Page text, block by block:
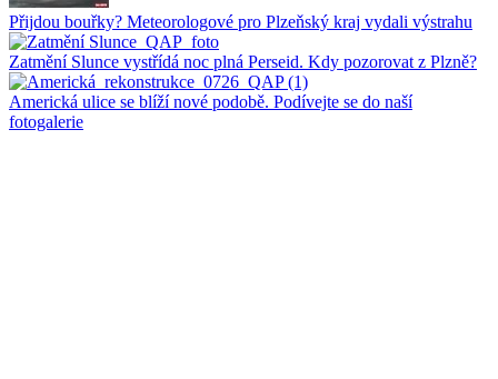
Přijdou bouřky? Meteorologové pro Plzeňský kraj vydali výstrahu
Zatmění Slunce vystřídá noc plná Perseid. Kdy pozorovat z Plzně?
Americká ulice se blíží nové podobě. Podívejte se do naší
fotogalerie